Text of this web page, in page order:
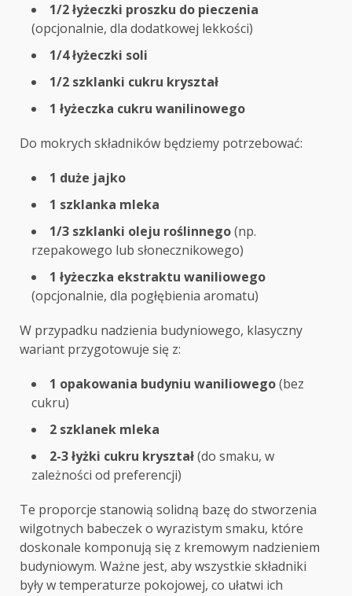
1/2 łyżeczki proszku do pieczenia
(opcjonalnie, dla dodatkowej lekkości)
1/4 łyżeczki soli
1/2 szklanki cukru kryształ
1 łyżeczka cukru wanilinowego
Do mokrych składników będziemy potrzebować:
1 duże jajko
1 szklanka mleka
1/3 szklanki oleju roślinnego(np.
rzepakowego lub słonecznikowego)
1 łyżeczka ekstraktu waniliowego
(opcjonalnie, dla pogłębienia aromatu)
W przypadku nadzienia budyniowego, klasyczny
wariant przygotowuje się z:
1 opakowania budyniu waniliowego(bez
cukru)
2 szklanek mleka
2-3 łyżki cukru kryształ(do smaku, w
zależności od preferencji)
Te proporcje stanowią solidną bazę do stworzenia
wilgotnych babeczek o wyrazistym smaku, które
doskonale komponują się z kremowym nadzieniem
budyniowym. Ważne jest, aby wszystkie składniki
były w temperaturze pokojowej, co ułatwi ich